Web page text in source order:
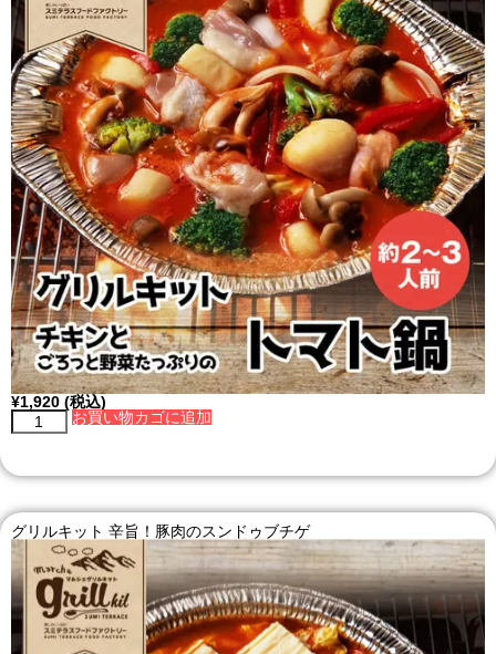
¥1,920 (税込)
お買い物カゴに追加
グリルキット 辛旨！豚肉のスンドゥブチゲ